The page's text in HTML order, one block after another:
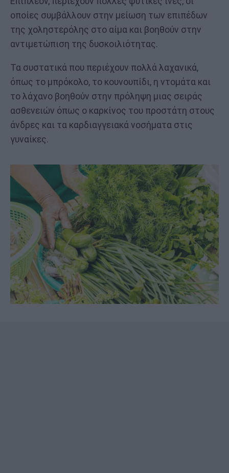
οποίες συμβάλλουν στην μείωση των επιπέδων
της χοληστερόλης στο αίμα και βοηθούν στην
αντιμετώπιση της δυσκοιλιότητας.
Τα συστατικά που περιέχουν πολλά λαχανικά,
όπως το μπρόκολο, το κουνουπίδι, η ντομάτα και
το λάχανο βοηθούν στην πρόληψη μιας σειράς
ασθενειών όπως ο καρκίνος του προστάτη στους
άνδρες και τα καρδιαγγειακά νοσήματα στις
γυναίκες.